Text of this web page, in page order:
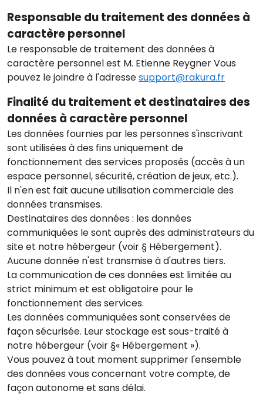
Responsable du traitement des données à
caractère personnel
Le responsable de traitement des données à
caractère personnel est M. Etienne Reygner Vous
pouvez le joindre à l'adressesupport@rakura.fr
Finalité du traitement et destinataires des
données à caractère personnel
Les données fournies par les personnes s'inscrivant
sont utilisées à des fins uniquement de
fonctionnement des services proposés (accès à un
espace personnel, sécurité, création de jeux, etc.).
Il n'en est fait aucune utilisation commerciale des
données transmises.
Destinataires des données : les données
communiquées le sont auprès des administrateurs du
site et notre hébergeur (voir § Hébergement).
Aucune donnée n'est transmise à d'autres tiers.
La communication de ces données est limitée au
strict minimum et est obligatoire pour le
fonctionnement des services.
Les données communiquées sont conservées de
façon sécurisée. Leur stockage est sous-traité à
notre hébergeur (voir §« Hébergement »).
Vous pouvez à tout moment supprimer l'ensemble
des données vous concernant votre compte, de
façon autonome et sans délai.